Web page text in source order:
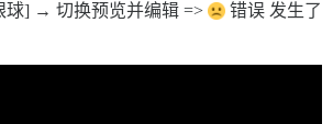
] → 切换预览并编辑 =>
错误 发生了